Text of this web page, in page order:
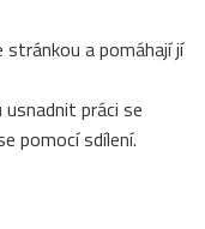
a pomáhají jí
práci se
pomocí sdílení.